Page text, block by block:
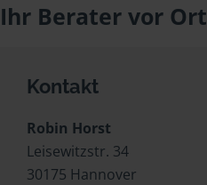
Ihr Berater vor Ort
Kontakt
Robin Horst
Leisewitzstr. 34
30175 Hannover